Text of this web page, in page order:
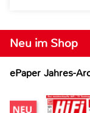
Neu im Shop
ePaper Jahres-